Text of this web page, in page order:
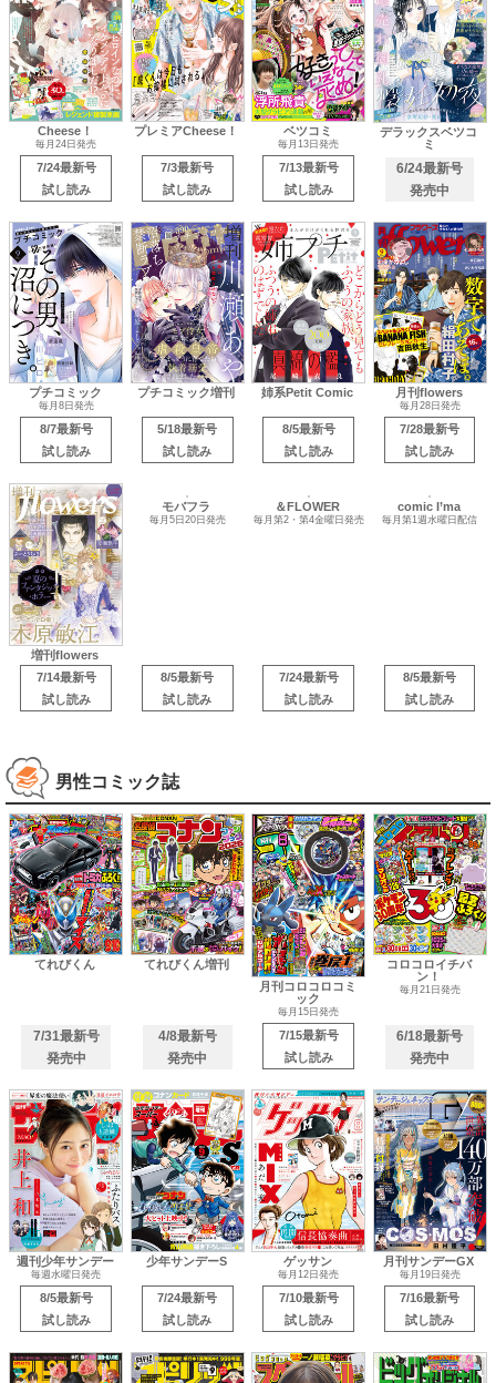
Cheese！
毎月24日発売
7/24最新号
試し読み
プレミアCheese！
7/3最新号
試し読み
ベツコミ
毎月13日発売
7/13最新号
試し読み
デラックスベツコ
ミ
6/24最新号
発売中
プチコミック
毎月8日発売
8/7最新号
試し読み
プチコミック増刊
5/18最新号
試し読み
姉系Petit Comic
8/5最新号
試し読み
月刊flowers
毎月28日発売
7/28最新号
試し読み
増刊flowers
7/14最新号
モバフラ
毎月5日20日発売
8/5最新号
＆FLOWER
毎月第2・第4金曜日発売
7/24最新号
毎月第1週水曜日配信
8/5最新号
男性コミック誌
7/31最新号
発売中
4/8最新号
発売中
月刊コロコロコミ
ック
毎月15日発売
7/15最新号
試し読み
コロコロイチバ
6/18最新号
発売中
週刊少年サンデー
毎週水曜日発売
8/5最新号
少年サンデーS
7/24最新号
ゲッサン
毎月12日発売
7/10最新号
月刊サンデーGX
毎月19日発売
7/16最新号